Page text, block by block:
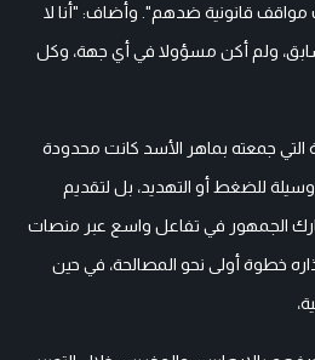
قانونية ضدهم". وأضاف: "أنا لا
ولم أكن مسؤولا في أي جهة، وكل
التي جمعته بماهر الأسد كانت محدودة
للضغط أو التهديد، بل لتقديم
الجمهور في تفاعل واسع عبر منصات
خطوة أولى نحو المصالحة، في حين